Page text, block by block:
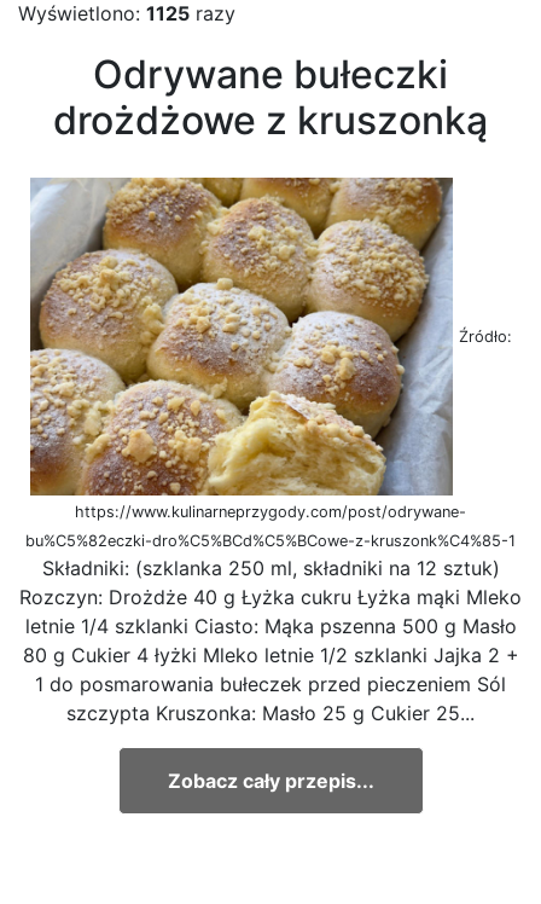
Wyświetlono: 1125 razy
Odrywane bułeczki
drożdżowe z kruszonką
Źródło:
https://www.kulinarneprzygody.com/post/odrywane-
bu%C5%82eczki-dro%C5%BCd%C5%BCowe-z-kruszonk%C4%85-1
Składniki: (szklanka 250 ml, składniki na 12 sztuk)
Rozczyn: Drożdże 40 g Łyżka cukru Łyżka mąki Mleko
letnie 1/4 szklanki Ciasto: Mąka pszenna 500 g Masło
80 g Cukier 4 łyżki Mleko letnie 1/2 szklanki Jajka 2 +
1 do posmarowania bułeczek przed pieczeniem Sól
szczypta Kruszonka: Masło 25 g Cukier 25...
Zobacz cały przepis...